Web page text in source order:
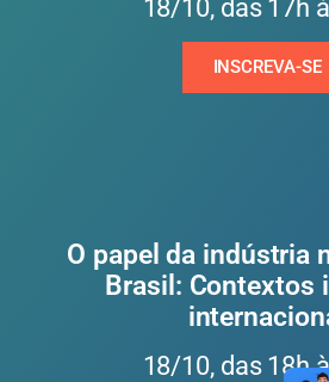
18/10, das 17h
INSCREVA-SE
O papel da indústria
Brasil: Contextos
18/10, das 18h